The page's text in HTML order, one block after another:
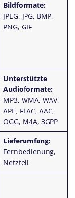
Bildformate:
JPEG, JPG, BMP,
PNG, GIF
Unterstützte
Audioformate:
MP3, WMA, WAV,
APE, FLAC, AAC,
OGG, M4A, 3GPP
Lieferumfang:
Fernbedienung,
Netzteil